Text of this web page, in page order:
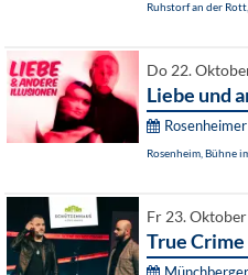
Ruhstorf an der
Do 22.
Liebe und
Rosenheim, Bühne
Fr 23.
True